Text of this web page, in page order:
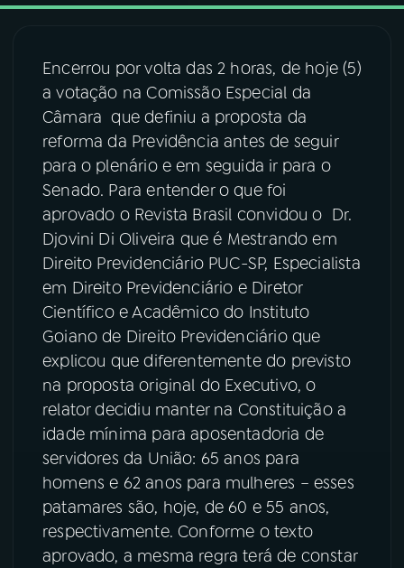
04PROGRAMAS
PODCASTS
06VIDEOCASTS
07ÚLTIMAS
08FESTIVAL DE MÚSICA
ACOMPANHE A RÁDIO NACIONAL
YouTube Facebook
Instagram
Encerrou por volta das 2 horas, de hoje (5)
a votação na Comissão Especial da
Câmara que definiu a proposta da
reforma da Previdência antes de seguir
para o plenário e em seguida ir para o
Senado. Para entender o que foi
aprovado o Revista Brasil convidou o Dr.
Djovini Di Oliveira que é Mestrando em
Direito Previdenciário PUC-SP, Especialista
em Direito Previdenciário e Diretor
Científico e Acadêmico do Instituto
Goiano de Direito Previdenciário que
explicou que diferentemente do previsto
na proposta original do Executivo, o
relator decidiu manter na Constituição a
idade mínima para aposentadoria de
servidores da União: 65 anos para
homens e 62 anos para mulheres – esses
patamares são, hoje, de 60 e 55 anos,
respectivamente. Conforme o texto
aprovado, a mesma regra terá de constar